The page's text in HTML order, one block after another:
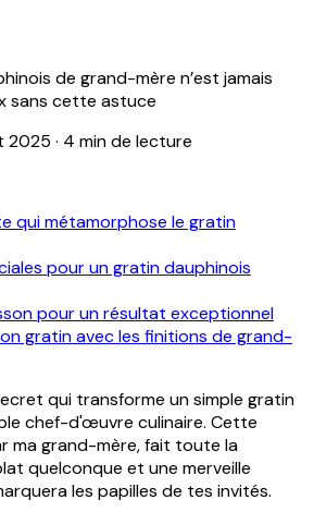
de grand-mère n’est jamais
sans cette astuce
2025 · 4 min de lecture
qui métamorphose le gratin
pour un gratin dauphinois
pour un résultat exceptionnel
gratin avec les finitions de grand-
qui transforme un simple gratin
chef-d'œuvre culinaire. Cette
ma grand-mère, fait toute la
quelconque et une merveille
les papilles de tes invités.